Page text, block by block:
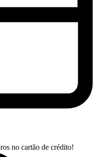
no cartão de crédito!